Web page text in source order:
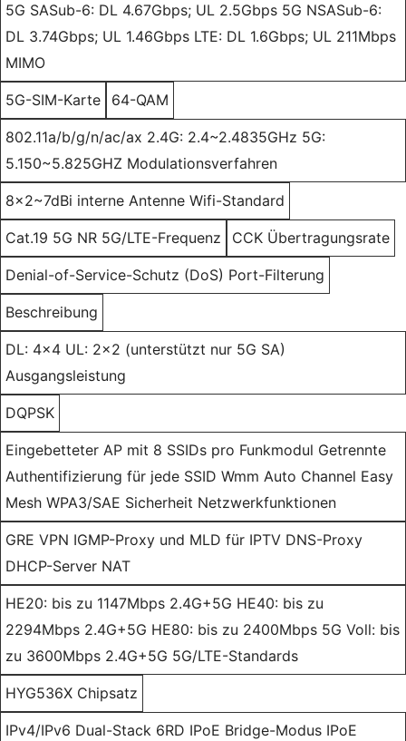
5G SASub-6: DL 4.67Gbps; UL 2.5Gbps 5G NSASub-6:
DL 3.74Gbps; UL 1.46Gbps LTE: DL 1.6Gbps; UL 211Mbps
MIMO
5G-SIM-Karte 64-QAM
802.11a/b/g/n/ac/ax 2.4G: 2.4~2.4835GHz 5G:
5.150~5.825GHZ Modulationsverfahren
8x2~7dBi interne Antenne Wifi-Standard
Cat.19 5G NR 5G/LTE-Frequenz CCK Übertragungsrate
Denial-of-Service-Schutz (DoS) Port-Filterung
Beschreibung
DL: 4x4 UL: 2x2 (unterstützt nur 5G SA)
Ausgangsleistung
DQPSK
Eingebetteter AP mit 8 SSIDs pro Funkmodul Getrennte
Authentifizierung für jede SSID Wmm Auto Channel Easy
Mesh WPA3/SAE Sicherheit Netzwerkfunktionen
GRE VPN IGMP-Proxy und MLD für IPTV DNS-Proxy
DHCP-Server NAT
HE20: bis zu 1147Mbps 2.4G+5G HE40: bis zu
2294Mbps 2.4G+5G HE80: bis zu 2400Mbps 5G Voll: bis
zu 3600Mbps 2.4G+5G 5G/LTE-Standards
HYG536X Chipsatz
IPv4/IPv6 Dual-Stack 6RD IPoE Bridge-Modus IPoE